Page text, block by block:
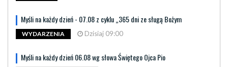
Myśli na każdy dzień - 07.08 z cyklu „365 dni ze sługą Bożym
WYDARZENIA Dzisiaj 09:00
Myśli na każdy dzień 06.08 wg słowa Świętego Ojca Pio